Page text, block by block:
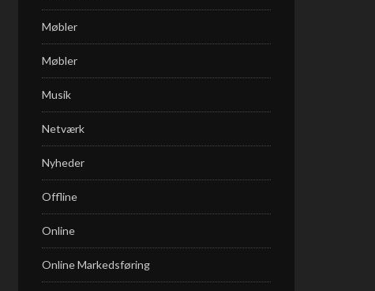
Møbler
Møbler
Musik
Netværk
Nyheder
Offline
Online
Online Markedsføring